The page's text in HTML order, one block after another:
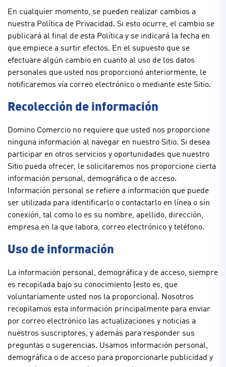
En cualquier momento, se pueden realizar cambios a
nuestra Política de Privacidad. Si esto ocurre, el cambio se
publicará al final de esta Política y se indicará la fecha en
que empiece a surtir efectos. En el supuesto que se
efectuare algún cambio en cuanto al uso de los datos
personales que usted nos proporcionó anteriormente, le
notificaremos vía correo electrónico o mediante este Sitio.
Recolección de información
Domino Comercio no requiere que usted nos proporcione
ninguna información al navegar en nuestro Sitio. Si desea
participar en otros servicios y oportunidades que nuestro
Sitio pueda ofrecer, le solicitaremos nos proporcione cierta
información personal, demográfica o de acceso.
Información personal se refiere a información que puede
ser utilizada para identificarlo o contactarlo en línea o sin
conexión, tal como lo es su nombre, apellido, dirección,
empresa en la que labora, correo electrónico y teléfono.
Uso de información
La información personal, demográfica y de acceso, siempre
es recopilada bajo su conocimiento (esto es, que
voluntariamente usted nos la proporciona). Nosotros
recopilamos esta información principalmente para enviar
por correo electrónico las actualizaciones y noticias a
nuestros suscriptores, y además para responder sus
preguntas o sugerencias. Usamos información personal,
demográfica o de acceso para proporcionarle publicidad y